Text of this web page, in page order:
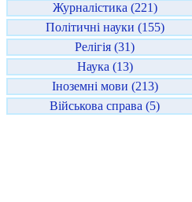
Журналістика (221)
Політичні науки (155)
Релігія (31)
Наука (13)
Іноземні мови (213)
Військова справа (5)